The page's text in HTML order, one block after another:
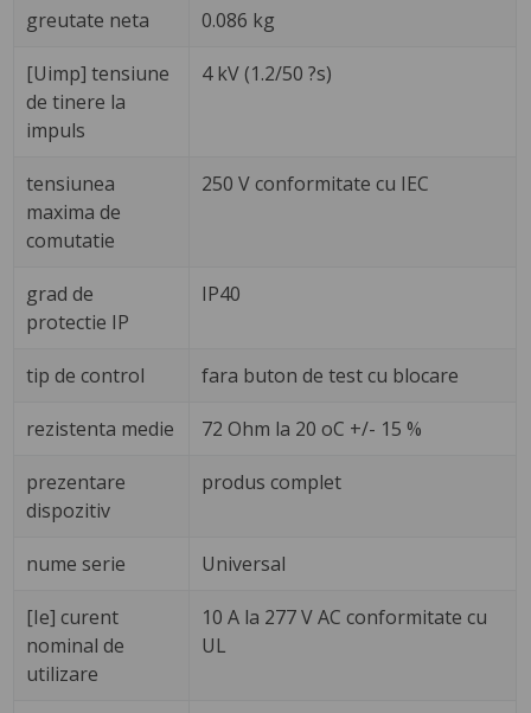
greutate neta 0.086 kg
[Uimp] tensiune
de tinere la
impuls
4 kV (1.2/50 ?s)
tensiunea
maxima de
comutatie
250 V conformitate cu IEC
grad de
protectie IP
IP40
tip de control fara buton de test cu blocare
rezistenta medie 72 Ohm la 20 oC +/- 15 %
prezentare
dispozitiv
produs complet
nume serie Universal
[Ie] curent
nominal de
utilizare
10 A la 277 V AC conformitate cu
UL